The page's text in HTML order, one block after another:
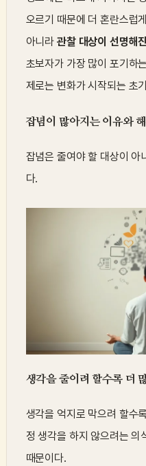
오르기 때문에 더 혼란스럽
아니라 관찰 대상이 선명해
초보자가 가장 많이 포기하
제로는 변화가 시작되는 초
잡념이 많아지는 이유와
잡념은 줄여야 할 대상이 아
다.
생각을 줄이려 할수록 더
생각을 억지로 막으려 할수
정 생각을 하지 않으려는 의
때문이다.